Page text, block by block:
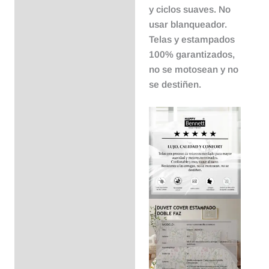
y ciclos suaves. No
usar blanqueador.
Telas y estampados
100% garantizados,
no se motosean y no
se destiñen.